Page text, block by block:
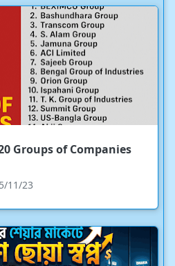
Groups of Companies
11/23